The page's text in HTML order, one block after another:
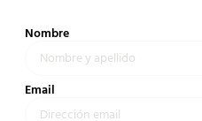
Nombre
Email